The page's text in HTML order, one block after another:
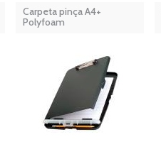
Carpeta pinça A4+
Polyfoam